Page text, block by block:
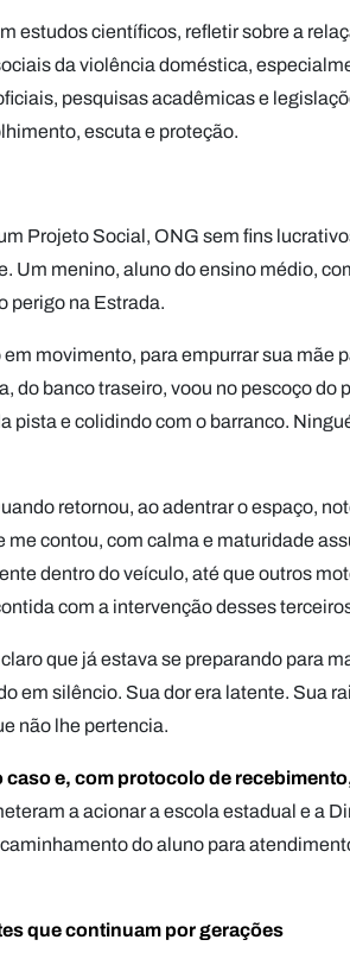
estudos científicos, refletir sobre a
da violência doméstica,
pesquisas acadêmicas e
escuta e proteção.
Projeto Social, ONG sem fins
Um menino, aluno do ensino médio,
perigo na Estrada.
movimento, para empurrar sua mãe
do banco traseiro, voou no pescoço do
pista e colidindo com o barranco.
retornou, ao adentrar o espaço,
contou, com calma e maturidade
dentro do veículo, até que outros
com a intervenção desses
que já estava se preparando para
em silêncio. Sua dor era latente. Sua
não lhe pertencia.
e, com protocolo de
a acionar a escola estadual e a
do aluno para
que continuam por gerações